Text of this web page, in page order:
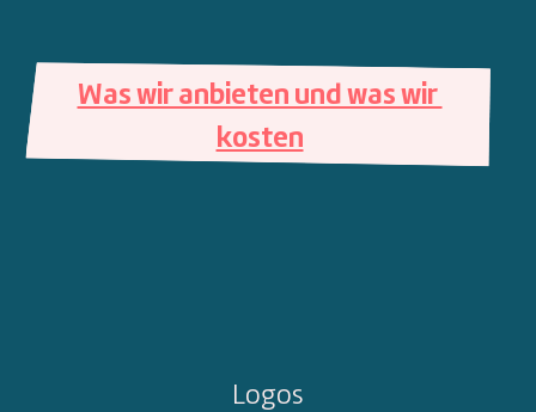
Was wir anbieten und was wir
kosten
Logos